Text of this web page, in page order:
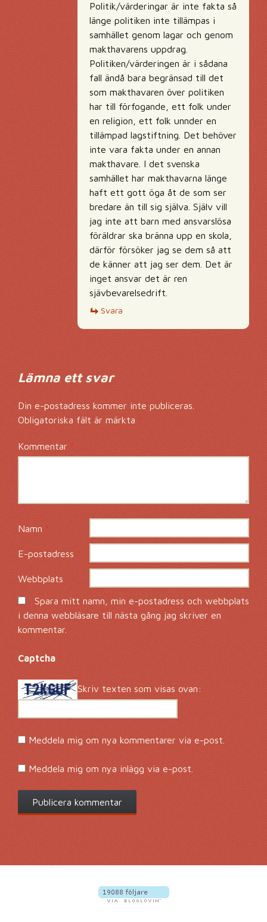
Politik/värderingar är inte fakta så
länge politiken inte tillämpas i
samhället genom lagar och genom
makthavarens uppdrag.
Politiken/värderingen är i sådana
fall ändå bara begränsad till det
som makthavaren över politiken
har till förfogande, ett folk under
en religion, ett folk unnder en
tillämpad lagstiftning. Det behöver
inte vara fakta under en annan
makthavare. I det svenska
samhället har makthavarna länge
haft ett gott öga åt de som ser
bredare än till sig själva. Själv vill
jag inte att barn med ansvarslösa
föräldrar ska bränna upp en skola,
därför försöker jag se dem så att
de känner att jag ser dem. Det är
inget ansvar det är ren
sjävbevarelsedrift.
Svara
Lämna ett svar
Din e-postadress kommer inte publiceras.
Obligatoriska fält är märkta *
Kommentar*
Namn *
E-postadress*
Webbplats
Spara mitt namn, min e-postadress och webbplats
i denna webbläsare till nästa gång jag skriver en
kommentar.
Captcha*
Skriv texten som visas ovan:
Meddela mig om nya kommentarer via e-post.
Meddela mig om nya inlägg via e-post.